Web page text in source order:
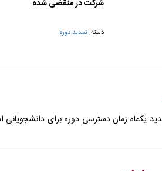
شرکت در منقضی شده
دسته:تمدید دوره
یکماه زمان دسترسی دوره برای دانشجویانی